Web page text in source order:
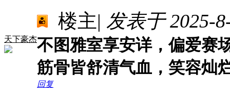
天下豪杰
楼主| 发表于 2025-
不图雅室享安详，偏爱赛
筋骨皆舒清气血，笑容灿
回复